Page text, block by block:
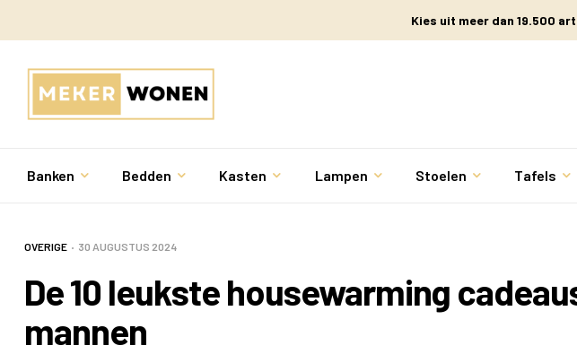
Kies uit meer dan 19.500
Banken Bedden Kasten Lampen Stoelen Tafels
OVERIGE 30 AUGUSTUS 2024
De 10 leukste housewarming
mannen